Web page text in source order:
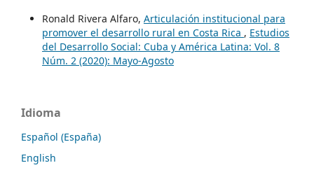
Ronald Rivera Alfaro, Articulación institucional para
promover el desarrollo rural en Costa Rica , Estudios
del Desarrollo Social: Cuba y América Latina: Vol. 8
Núm. 2 (2020): Mayo-Agosto
Idioma
Español (España)
English